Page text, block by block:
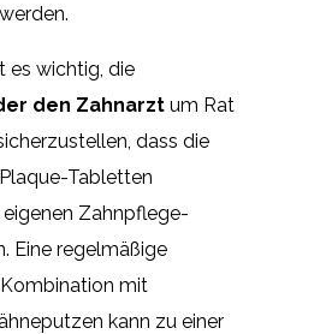
es wichtig, die
den Zahnarzt um Rat
dass die
Tabletten
Zahnpflege-
Eine regelmäßige
mit
kann zu einer